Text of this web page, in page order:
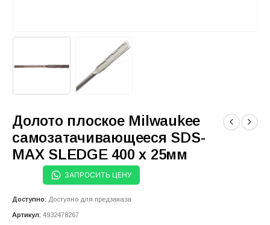
Долото плоское Milwaukee
самозатачивающееся SDS-
МАХ SLEDGE 400 х 25мм
ЗАПРОСИТЬ ЦЕНУ
Доступно: Доступно для предзаказа
Артикул: 4932478267